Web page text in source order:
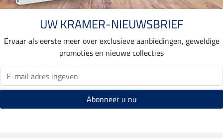
UW KRAMER-NIEUWSBRIEF
Ervaar als eerste meer over exclusieve aanbiedingen, geweldige
promoties en nieuwe collecties